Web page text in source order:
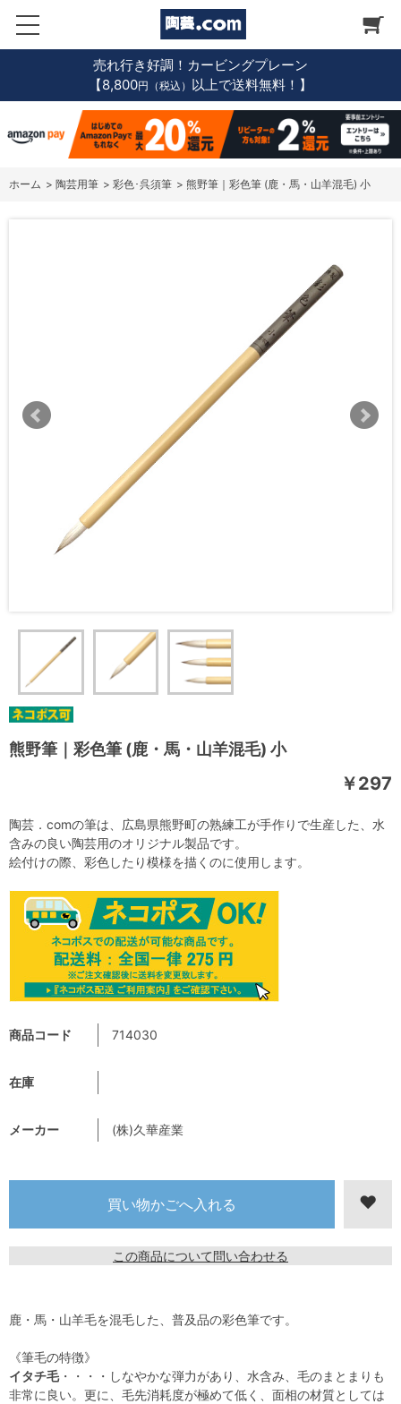
売れ行き好調！カービングプレーン
【8,800円（税込） 以上で送料無料！】
ホーム > 陶芸用筆 > 彩色･呉須筆 > 熊野筆｜彩色筆 (鹿・馬・山羊混毛) 小
熊野筆｜彩色筆 (鹿・馬・山羊混毛) 小
￥297
商品コード 714030
在庫
メーカー (株)久華産業
この商品について問い合わせる
陶芸．comの筆は、広島県熊野町の熟練工が手作りで生産した、水
含みの良い陶芸用のオリジナル製品です。
絵付けの際、彩色したり模様を描くのに使用します。
鹿・馬・山羊毛を混毛した、普及品の彩色筆です。
《筆毛の特徴》
イタチ毛・・・・しなやかな弾力があり、水含み、毛のまとまりも
非常に良い。更に、毛先消耗度が極めて低く、面相の材質としては